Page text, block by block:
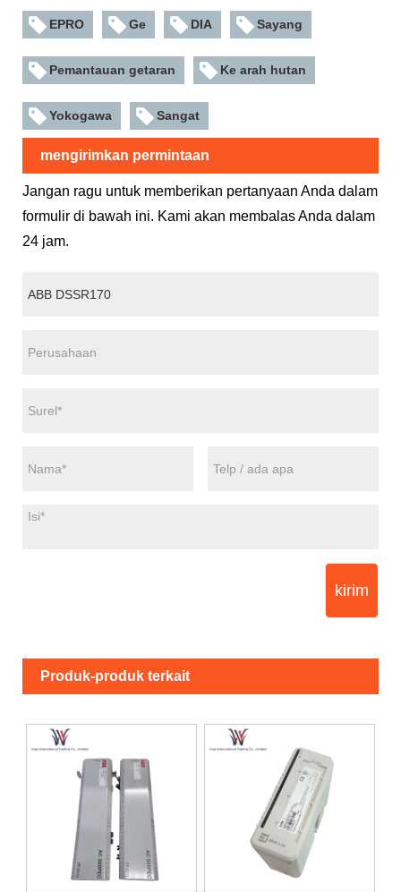
EPRO Ge DIA Sayang
Pemantauan getaran Ke arah hutan
Yokogawa Sangat
mengirimkan permintaan
Jangan ragu untuk memberikan pertanyaan Anda dalam
formulir di bawah ini. Kami akan membalas Anda dalam
24 jam.
kirim
Produk-produk terkait